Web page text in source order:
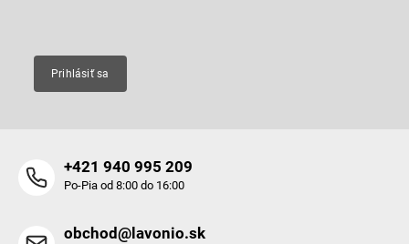
Prihlásiť sa
+421 940 995 209
Po-Pia od 8:00 do 16:00
obchod@lavonio.sk